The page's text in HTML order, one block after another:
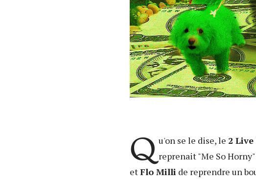
Q u'on se le dise, le 2 Live
reprenait "Me So
etFlo Millide reprendre un